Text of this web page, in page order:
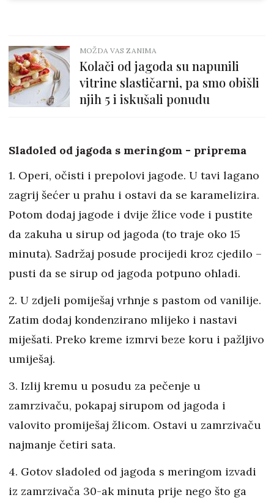
MOŽDA VAS ZANIMA
Kolači od jagoda su napunili
vitrine slastičarni, pa smo obišli
njih 5 i iskušali ponudu
Sladoled od jagoda s meringom - priprema
1. Operi, očisti i prepolovi jagode. U tavi lagano
zagrij šećer u prahu i ostavi da se karamelizira.
Potom dodaj jagode i dvije žlice vode i pustite
da zakuha u sirup od jagoda (to traje oko 15
minuta). Sadržaj posude procijedi kroz cjedilo –
pusti da se sirup od jagoda potpuno ohladi.
2. U zdjeli pomiješaj vrhnje s pastom od vanilije.
Zatim dodaj kondenzirano mlijeko i nastavi
miješati. Preko kreme izmrvi beze koru i pažljivo
umiješaj.
3. Izlij kremu u posudu za pečenje u
zamrzivaču, pokapaj sirupom od jagoda i
valovito promiješaj žlicom. Ostavi u zamrzivaču
najmanje četiri sata.
4. Gotov sladoled od jagoda s meringom izvadi
iz zamrzivača 30-ak minuta prije nego što ga